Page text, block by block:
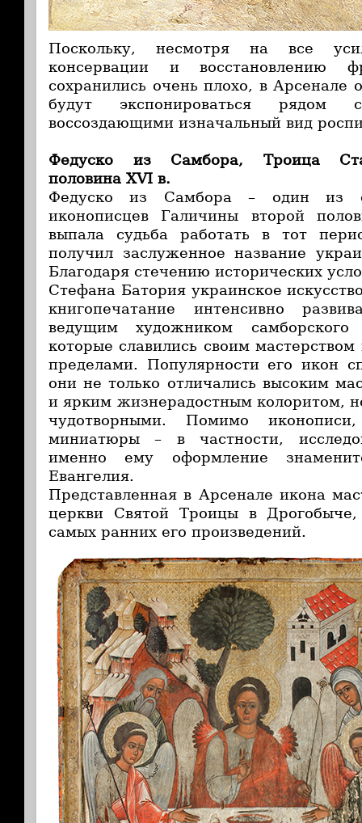
Поскольку, несмотря на все
консервации и восстановлению
сохранились очень плохо, в Арсенале
будут экспонироваться рядом
воссоздающими изначальный вид
Федуско из Самбора, Троица
половина XVI в.
Федуско из Самбора – один из
иконописцев Галичины второй
выпала судьба работать в тот
получил заслуженное название
Благодаря стечению исторических
Стефана Батория украинское
книгопечатание интенсивно
ведущим художником самборского
которые славились своим
пределами. Популярности его икон
они не только отличались высоким
и ярким жизнерадостным колоритом,
чудотворными. Помимо
миниатюры – в частности,
именно ему оформление
Евангелия.
Представленная в Арсенале икона
церкви Святой Троицы в Дрогобыче,
самых ранних его произведений.